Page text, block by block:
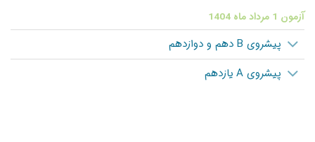
آزمون 1 مرداد ماه 1404
پیشروی B دهم و دوازدهم
پیشروی A یازدهم